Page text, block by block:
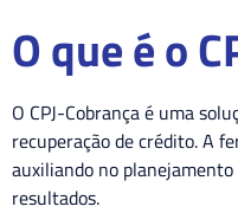
O que é o
O CPJ-Cobrança é uma
recuperação de crédito. A
auxiliando no
resultados.